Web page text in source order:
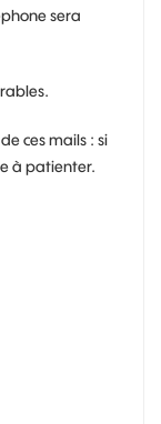
sera
ces mails : si
à patienter.